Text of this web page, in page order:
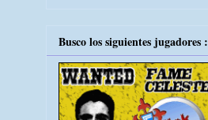
Busco los siguientes jugadores :